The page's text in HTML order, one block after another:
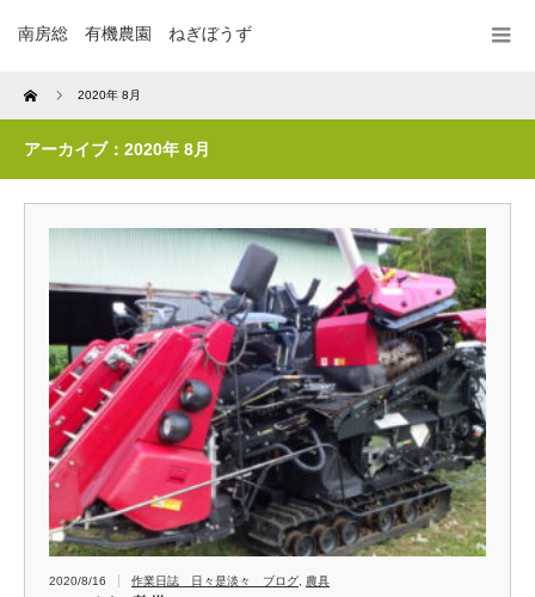
南房総 有機農園 ねぎぼうず
Home 2020年 8月
アーカイブ：2020年 8月
2020/8/16 作業日誌 日々是淡々 ブログ 農具